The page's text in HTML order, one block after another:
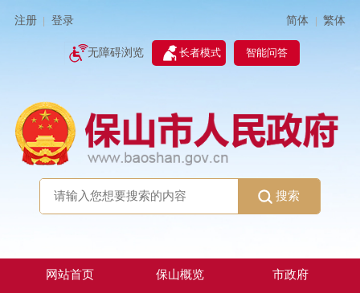
注册 登录 简体 | 繁体
无障碍浏览 长者模式 智能问答
搜索
网站首页 保山概览 市政府